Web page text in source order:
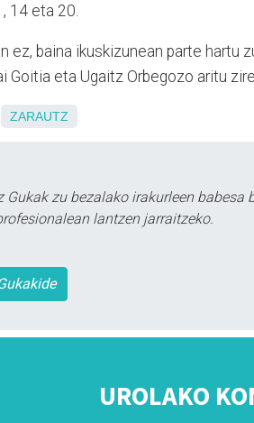
14 eta 20.
ez, baina ikuskizunean parte hartu
Goitia eta Ugaitz Orbegozo aritu
ZARAUTZ
Gukak zu bezalako irakurleen
lantzen jarraitzeko.
UROLAKO